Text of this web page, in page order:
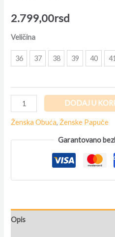
2.799,00rsd
Veličina
36 37 38 39 40 41
DODAJ U
Ženska Obuća, Ženske Papuče
Garantovano
Opis